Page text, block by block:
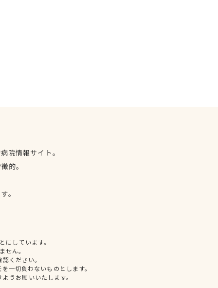
院情報サイト。
的。
。
しています。
せん。
ください。
一切負わないものとします。
うお願いいたします。